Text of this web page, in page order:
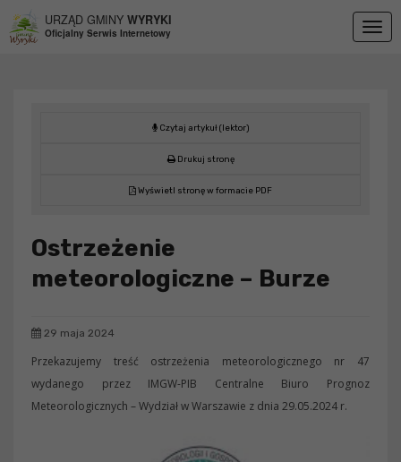
URZĄD GMINY WYRYKI
Oficjalny Serwis Internetowy
Czytaj artykuł (lektor)
Drukuj stronę
Wyświetl stronę w formacie PDF
Ostrzeżenie
meteorologiczne – Burze
29 maja 2024
Przekazujemy treść ostrzeżenia meteorologicznego nr 47
wydanego przez IMGW-PIB Centralne Biuro Prognoz
Meteorologicznych – Wydział w Warszawie z dnia 29.05.2024 r.